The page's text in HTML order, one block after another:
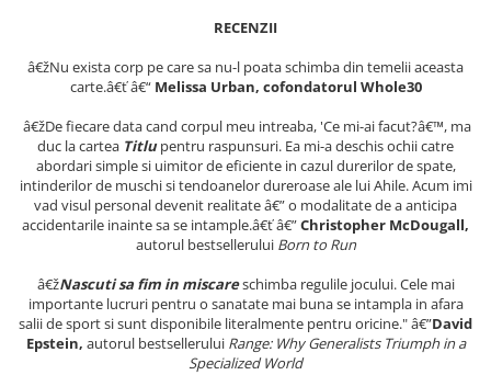
Poezie
romantice
Senzatii/Dragoste
Senzatii/Erotic
Senzatii/Suspans
SF & Fantasy
Teatru
RECENZII
â€žNu exista corp pe care sa nu-l poata schimba din temelii aceasta
carte.â€ť â€“ Melissa Urban, cofondatorul Whole30
â€žDe fiecare data cand corpul meu intreaba, 'Ce mi-ai facut?â€™, ma
duc la cartea Titlupentru raspunsuri. Ea mi-a deschis ochii catre
abordari simple si uimitor de eficiente in cazul durerilor de spate,
intinderilor de muschi si tendoanelor dureroase ale lui Ahile. Acum imi
vad visul personal devenit realitate â€” o modalitate de a anticipa
accidentarile inainte sa se intample.â€ť â€”Christopher McDougall,
autorul bestsellerului Born to Run
â€žNascuti sa fim in miscareschimba regulile jocului. Cele mai
importante lucruri pentru o sanatate mai buna se intampla in afara
salii de sport si sunt disponibile literalmente pentru oricine." â€”David
Epstein, autorul bestsellerului Range: Why Generalists Triumph in a
Specialized World